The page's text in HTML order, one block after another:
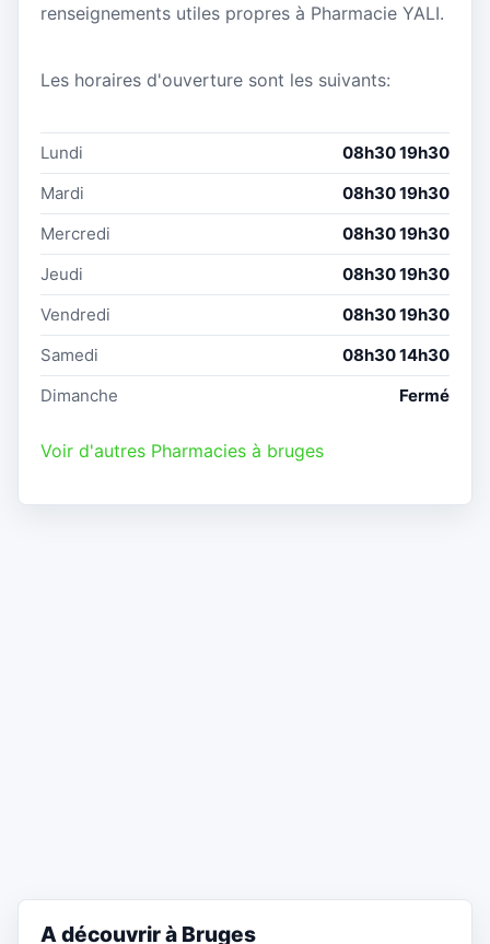
renseignements utiles propres à Pharmacie YALI.
Les horaires d'ouverture sont les suivants:
Lundi
08h30 19h30
Mardi
08h30 19h30
Mercredi
08h30 19h30
Jeudi
08h30 19h30
Vendredi
08h30 19h30
Samedi
08h30 14h30
Dimanche
Fermé
Voir d'autres Pharmacies à bruges
A découvrir à Bruges